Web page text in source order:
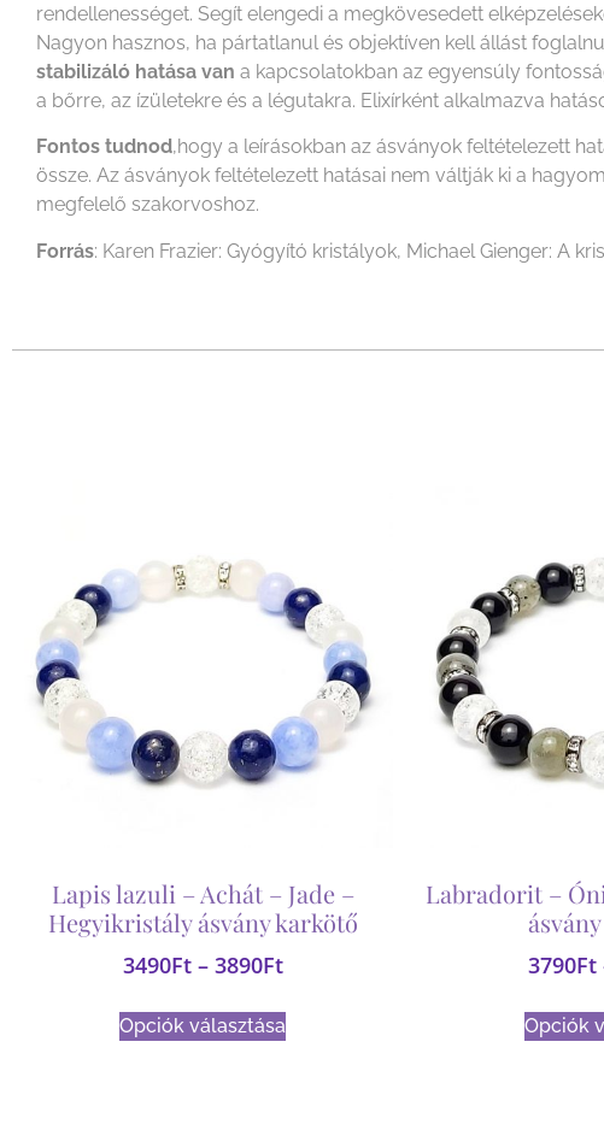
rendellenességet. Segít elengedi a megkövesedett
Nagyon hasznos, ha pártatlanul és objektíven kell állást
stabilizáló hatása van a kapcsolatokban az egyensúly
a bőrre, az ízületekre és a légutakra. Elixírként alkalmazva
Fontos tudnod,hogy a leírásokban az ásványok feltételezett
össze. Az ásványok feltételezett hatásai nem váltják ki a
megfelelő szakorvoshoz.
Forrás: Karen Frazier: Gyógyító kristályok, Michael Gienger: A
Lapis lazuli – Achát – Jade –
Hegyikristály ásvány karkötő
3490Ft – 3890Ft
Opciók választása
Labradorit –
3790Ft
Opciók